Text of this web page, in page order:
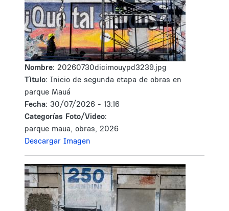
Nombre: 20260730dicimouypd3239.jpg
Tìtulo: Inicio de segunda etapa de obras en
parque Mauá
Fecha: 30/07/2026 - 13:16
Categorías Foto/Video:
parque maua, obras, 2026
Descargar Imagen